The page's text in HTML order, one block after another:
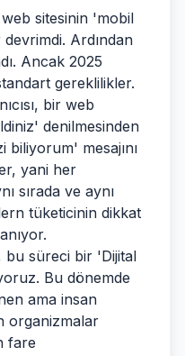
sitesinin 'mobil
Ardından
Ancak 2025
gereklilikler.
bir web
denilmesinden
biliyorum' mesajını
yani her
sırada ve aynı
tüketicinin dikkat
bu süreci bir 'Dijital
Bu dönemde
ama insan
organizmalar
fare